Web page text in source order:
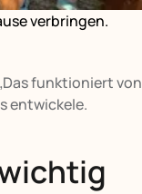
verbringen.
funktioniert von
entwickele.